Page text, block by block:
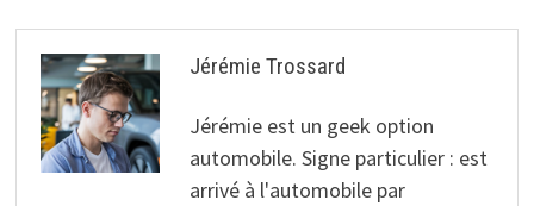
Jérémie Trossard
Jérémie est un geek option
automobile. Signe particulier : est
arrivé à l'automobile par